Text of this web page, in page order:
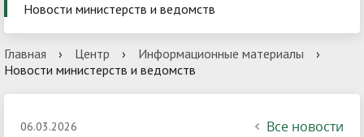
Новости министерств и ведомств
Главная › Центр › Информационные материалы
›
Новости министерств и ведомств
06.03.2026 Все новости